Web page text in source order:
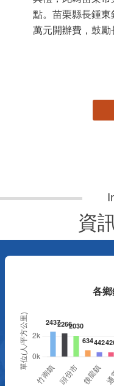
點。苗栗縣長鍾
萬元開辦費，鼓勵
資